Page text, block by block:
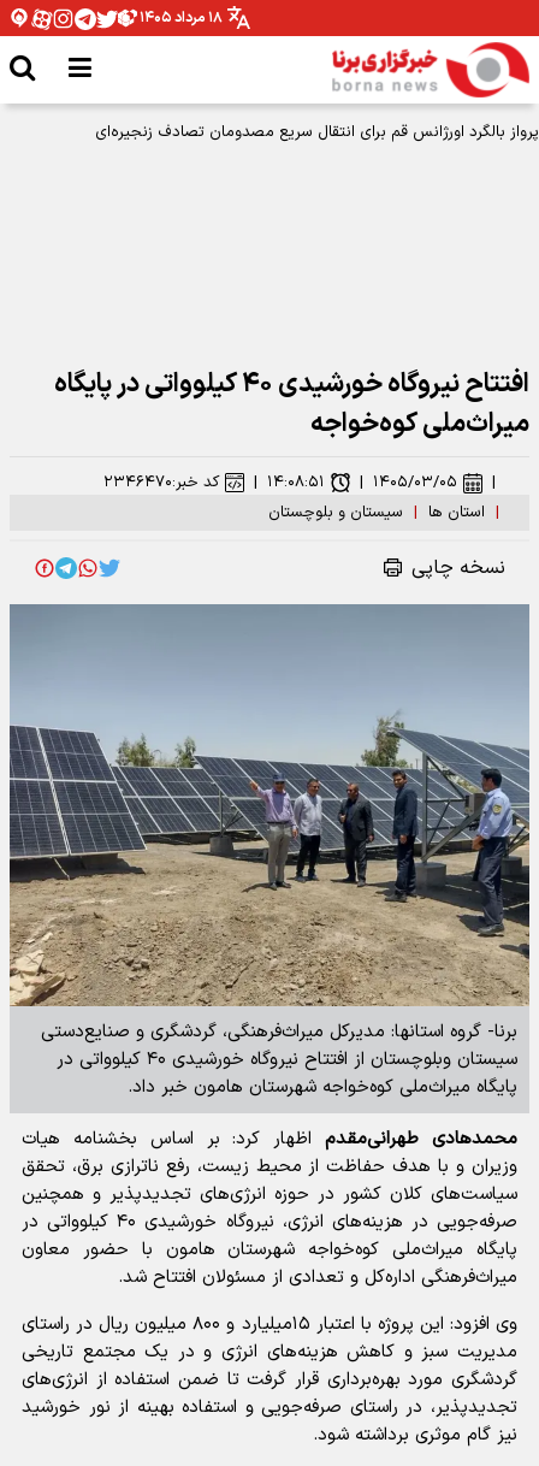
۱۸ مرداد ۱۴۰۵
استاندار زنجان: خبرنگاری مسوولیت اخلاقی در پاسداری از حقیقت است
افتتاح نیروگاه خورشیدی ۴۰ کیلوواتی در پایگاه
میراث‌ملی کوه‌خواجه
| استان ها | سیستان و بلوچستان
| ۱۴۰۵/۰۳/۰۵ | ۱۴:۰۸:۵۱ | کد خبر:۲۳۴۶۴۷۰
نسخه چاپی
برنا- گروه استانها: مدیرکل میراث‌فرهنگی، گردشگری و صنایع‌دستی
سیستان وبلوچستان از افتتاح نیروگاه خورشیدی ۴۰ کیلوواتی در
پایگاه میراث‌ملی کوه‌خواجه شهرستان هامون خبر داد.
محمدهادی طهرانی‌مقدماظهار کرد: بر اساس بخشنامه هیات
وزیران و با هدف حفاظت از محیط زیست، رفع ناترازی برق، تحقق
سیاست‌های کلان کشور در حوزه انرژی‌های تجدیدپذیر و همچنین
صرفه‌جویی در هزینه‌های انرژی، نیروگاه خورشیدی ۴۰ کیلوواتی در
پایگاه میراث‌ملی کوه‌خواجه شهرستان هامون با حضور معاون
میراث‌فرهنگی اداره‌کل و تعدادی از مسئولان افتتاح شد.
وی افزود: این پروژه با اعتبار ۱۵میلیارد و ۸۰۰ میلیون ریال در راستای
مدیریت سبز و کاهش هزینه‌های انرژی و در یک مجتمع تاریخی
گردشگری مورد بهره‌برداری قرار گرفت تا ضمن استفاده از انرژی‌های
تجدیدپذیر، در راستای صرفه‌جویی و استفاده بهینه از نور خورشید
نیز گام موثری برداشته شود.